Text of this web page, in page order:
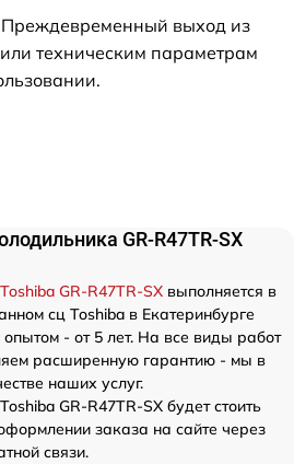
выход из
или техническим параметрам
GR-R47TR-SX
GR-R47TR-SX выполняется в
сц Toshiba в Екатеринбурге
- от 5 лет. На все виды работ
расширенную гарантию - мы в
наших услуг.
GR-R47TR-SX будет стоить
заказа на сайте через
связи.